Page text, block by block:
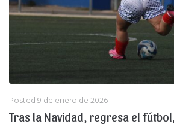
Posted9 de enero de 2026
Tras la Navidad, regresa el